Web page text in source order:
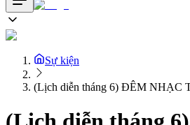
Sự kiện
(Lịch diễn tháng 6) ĐÊM